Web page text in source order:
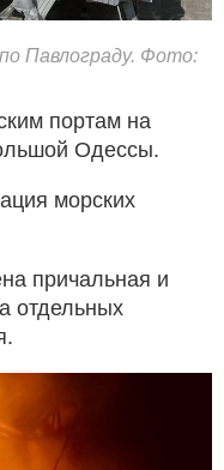
Павлограду. Фото:
портам на
Одессы.
морских
причальная и
отдельных